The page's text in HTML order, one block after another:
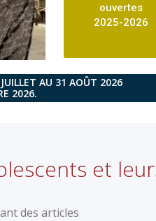
ouvertes
2025-2026
JUILLET AU 31 AOÛT 2026
2026.
et
des articles